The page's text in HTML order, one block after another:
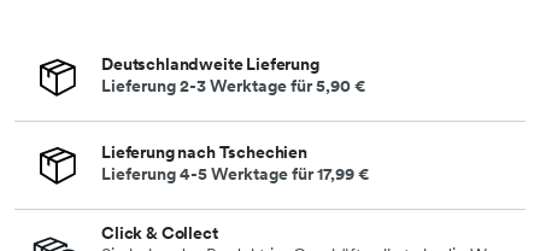
Deutschlandweite Lieferung
Lieferung 2-3 Werktage für5,90 €
Lieferung nach Tschechien
Lieferung 4-5 Werktage für17,99 €
Click & Collect